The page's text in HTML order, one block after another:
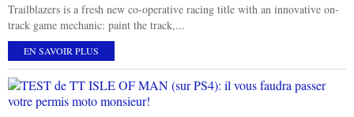
Trailblazers is a fresh new co-operative racing title with an innovative on-
track game mechanic: paint the track,...
EN SAVOIR PLUS